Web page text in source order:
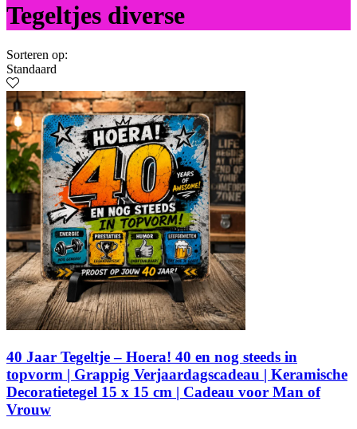
Tegeltjes diverse
Sorteren op:
Standaard
40 Jaar Tegeltje – Hoera! 40 en nog steeds in
topvorm | Grappig Verjaardagscadeau | Keramische
Decoratietegel 15 x 15 cm | Cadeau voor Man of
Vrouw